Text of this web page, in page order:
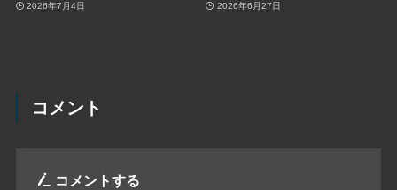
2026年7月4日 2026年6月27日
コメント
コメントする